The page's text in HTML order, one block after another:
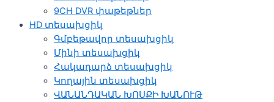
9CH DVR փաթեթներ
HD տեսախցիկ
Գմբեթավոր տեսախցիկ
Մինի տեսախցիկ
Հակադարձ տեսախցիկ
Կողային տեսախցիկ
ՎԱՆԱՆԴԱԿԱՆ ԽՈՍՔԻ ԽԱՆՈՒԹ